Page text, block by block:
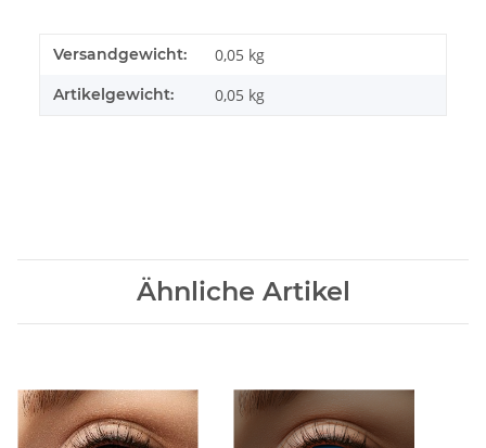
Versandgewicht: 0,05 kg
Artikelgewicht: 0,05 kg
Ähnliche Artikel